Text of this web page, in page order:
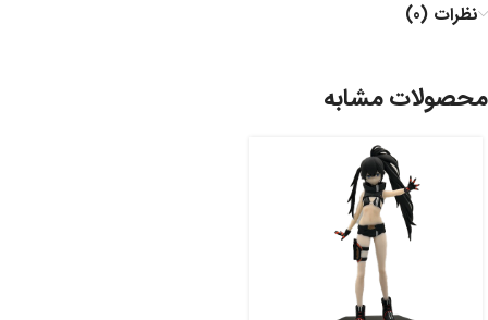
نظرات (0)
محصولات مشابه